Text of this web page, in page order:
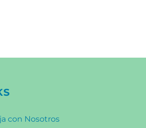
con Nosotros